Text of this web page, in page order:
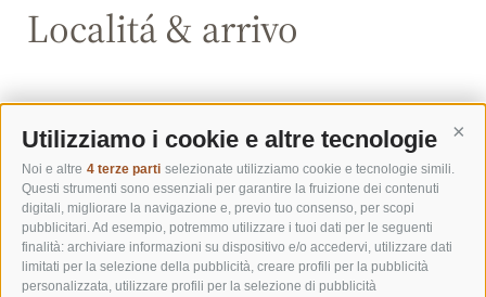
Utilizziamo i cookie e altre tecnologie
Noi e altre 4 terze parti selezionate utilizziamo cookie e tecnologie simili.
Questi strumenti sono essenziali per garantire la fruizione dei contenuti
digitali, migliorare la navigazione e, previo tuo consenso, per scopi
pubblicitari. Ad esempio, potremmo utilizzare i tuoi dati per le seguenti
finalità: archiviare informazioni su dispositivo e/o accedervi, utilizzare dati
limitati per la selezione della pubblicità, creare profili per la pubblicità
personalizzata, utilizzare profili per la selezione di pubblicità
Localitá & arrivo